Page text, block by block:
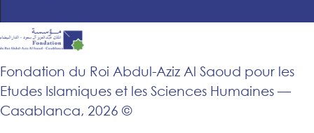
Fondation du Roi Abdul-Aziz Al Saoud pour les
Etudes Islamiques et les Sciences Humaines —
Casablanca, 2026 ©